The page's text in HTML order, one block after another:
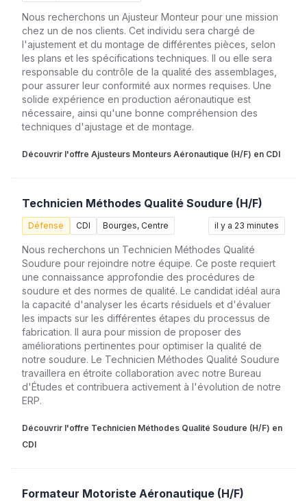
Nous recherchons un Ajusteur Monteur pour une mission
chez un de nos clients. Cet individu sera chargé de
l'ajustement et du montage de différentes pièces, selon
les plans et les spécifications techniques. Il ou elle sera
responsable du contrôle de la qualité des assemblages,
pour assurer leur conformité aux normes requises. Une
solide expérience en production aéronautique est
nécessaire, ainsi qu'une bonne compréhension des
techniques d'ajustage et de montage.
Découvrir l'offre Ajusteurs Monteurs Aéronautique (H/F) en CDI
Technicien Méthodes Qualité Soudure (H/F)
Défense CDI Bourges, Centre il y a 23 minutes
Nous recherchons un Technicien Méthodes Qualité
Soudure pour rejoindre notre équipe. Ce poste requiert
une connaissance approfondie des procédures de
soudure et des normes de qualité. Le candidat idéal aura
la capacité d'analyser les écarts résiduels et d'évaluer
les impacts sur les différentes étapes du processus de
fabrication. Il aura pour mission de proposer des
améliorations pertinentes pour optimiser la qualité de
notre soudure. Le Technicien Méthodes Qualité Soudure
travaillera en étroite collaboration avec notre Bureau
d'Études et contribuera activement à l'évolution de notre
ERP.
Découvrir l'offre Technicien Méthodes Qualité Soudure (H/F) en
CDI
Formateur Motoriste Aéronautique (H/F)